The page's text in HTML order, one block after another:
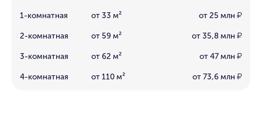
1-комнатная от 33 м² от 25 млн ₽
2-комнатная от 59 м² от 35,8 млн ₽
3-комнатная от 62 м² от 47 млн ₽
4-комнатная от 110 м² от 73,6 млн ₽